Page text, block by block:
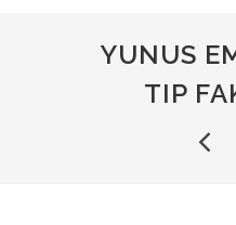
YUNUS
TIP